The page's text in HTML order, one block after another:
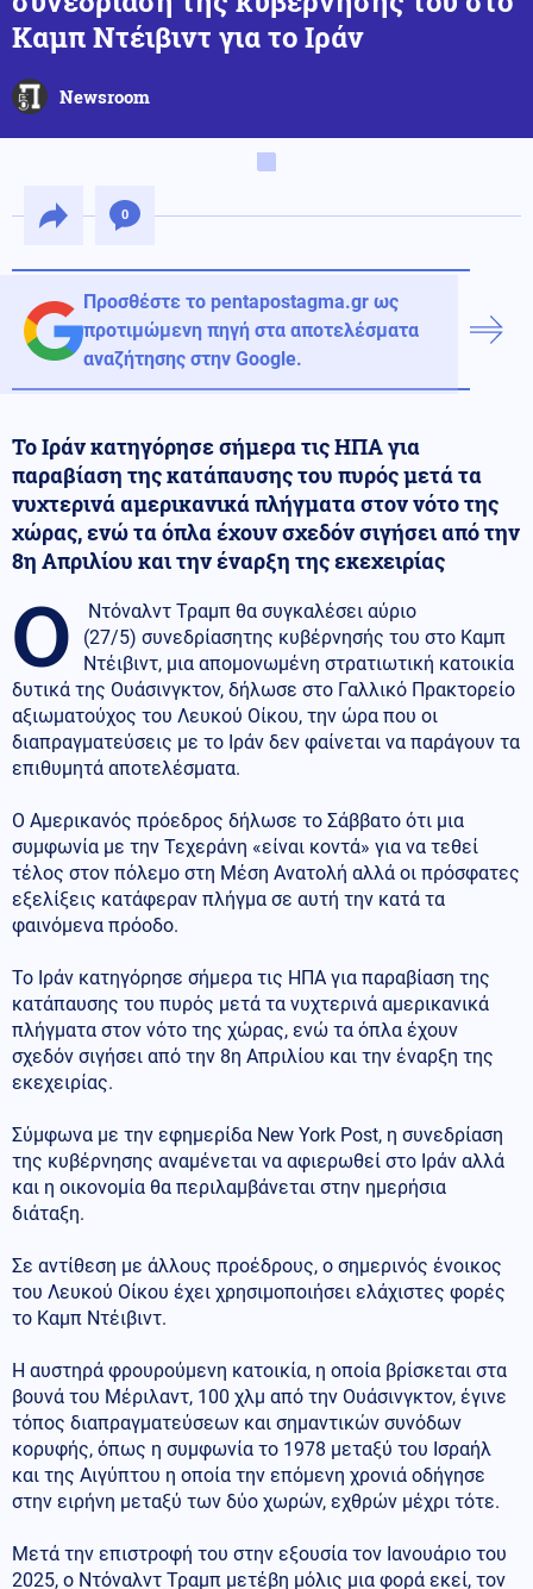
Καμπ Ντέιβιντ για το Ιράν
Newsroom
0
Προσθέστε το pentapostagma.gr ως
προτιμώμενη πηγή στα αποτελέσματα
αναζήτησης στην Google.
Το Ιράν κατηγόρησε σήμερα τις ΗΠΑ για
παραβίαση της κατάπαυσης του πυρός μετά τα
νυχτερινά αμερικανικά πλήγματα στον νότο της
χώρας, ενώ τα όπλα έχουν σχεδόν σιγήσει από την
8η Απριλίου και την έναρξη της εκεχειρίας
Ο
Ντόναλντ Τραμπ θα συγκαλέσει αύριο
(27/5) συνεδρίασητης κυβέρνησής του στο Καμπ
Ντέιβιντ, μια απομονωμένη στρατιωτική κατοικία
δυτικά της Ουάσινγκτον, δήλωσε στο Γαλλικό Πρακτορείο
αξιωματούχος του Λευκού Οίκου, την ώρα που οι
διαπραγματεύσεις με το Ιράν δεν φαίνεται να παράγουν τα
επιθυμητά αποτελέσματα.
Ο Αμερικανός πρόεδρος δήλωσε το Σάββατο ότι μια
συμφωνία με την Τεχεράνη «είναι κοντά» για να τεθεί
τέλος στον πόλεμο στη Μέση Ανατολή αλλά οι πρόσφατες
εξελίξεις κατάφεραν πλήγμα σε αυτή την κατά τα
φαινόμενα πρόοδο.
Το Ιράν κατηγόρησε σήμερα τις ΗΠΑ για παραβίαση της
κατάπαυσης του πυρός μετά τα νυχτερινά αμερικανικά
πλήγματα στον νότο της χώρας, ενώ τα όπλα έχουν
σχεδόν σιγήσει από την 8η Απριλίου και την έναρξη της
εκεχειρίας.
Σύμφωνα με την εφημερίδα New York Post, η συνεδρίαση
της κυβέρνησης αναμένεται να αφιερωθεί στο Ιράν αλλά
και η οικονομία θα περιλαμβάνεται στην ημερήσια
διάταξη.
Σε αντίθεση με άλλους προέδρους, ο σημερινός ένοικος
του Λευκού Οίκου έχει χρησιμοποιήσει ελάχιστες φορές
το Καμπ Ντέιβιντ.
Η αυστηρά φρουρούμενη κατοικία, η οποία βρίσκεται στα
βουνά του Μέριλαντ, 100 χλμ από την Ουάσινγκτον, έγινε
τόπος διαπραγματεύσεων και σημαντικών συνόδων
κορυφής, όπως η συμφωνία το 1978 μεταξύ του Ισραήλ
και της Αιγύπτου η οποία την επόμενη χρονιά οδήγησε
στην ειρήνη μεταξύ των δύο χωρών, εχθρών μέχρι τότε.
Μετά την επιστροφή του στην εξουσία τον Ιανουάριο του
2025, ο Ντόναλντ Τραμπ μετέβη μόλις μια φορά εκεί, τον